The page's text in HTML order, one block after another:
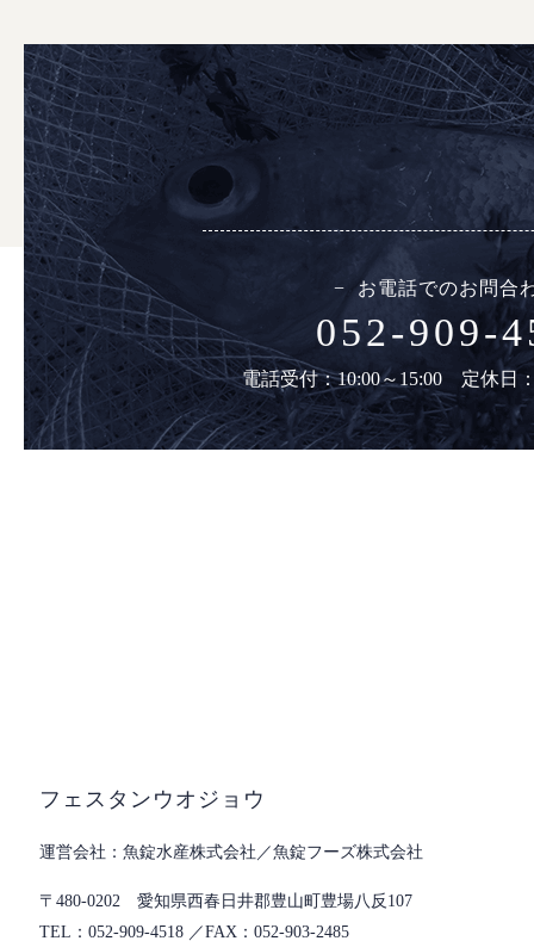
お電話でのお問合
052-909-
電話受付：10:00～15:00 定休日
フェスタンウオジョウ
魚錠水産株式会社／魚錠フーズ株式会社
〒480-0202 愛知県西春日井郡豊山町豊場八反107
052-909-4518
052-903-2485